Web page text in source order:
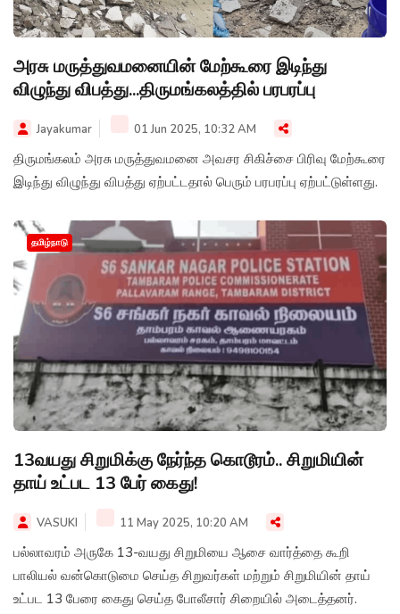
அரசு மருத்துவமனையின் மேற்கூரை இடிந்து
விழுந்து விபத்து...திருமங்கலத்தில் பரபரப்பு
Jayakumar 01 Jun 2025, 10:32 AM
திருமங்கலம் அரசு மருத்துவமனை அவசர சிகிச்சை பிரிவு மேற்கூரை
இடிந்து விழுந்து விபத்து ஏற்பட்டதால் பெரும் பரபரப்பு ஏற்பட்டுள்ளது.
தமிழ்நாடு
13வயது சிறுமிக்கு நேர்ந்த கொடூரம்.. சிறுமியின்
தாய் உட்பட 13 பேர் கைது!
VASUKI 11 May 2025, 10:20 AM
பல்லாவரம் அருகே 13-வயது சிறுமியை ஆசை வார்த்தை கூறி
பாலியல் வன்கொடுமை செய்த சிறுவர்கள் மற்றும் சிறுமியின் தாய்
உட்பட 13 பேரை கைது செய்த போலீசார் சிறையில் அடைத்தனர்.